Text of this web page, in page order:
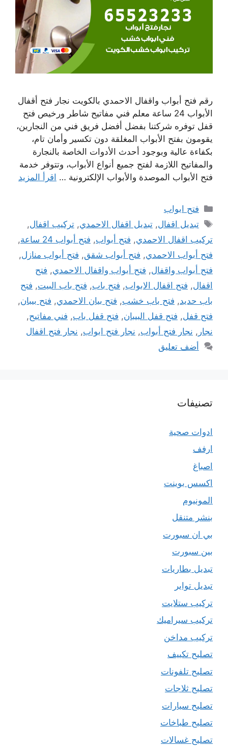
رقم فتح أبواب واقفال الاحمدي بالكويت نجار فتح أقفال
الأبواب 24 ساعة معلم فني مفاتيح شاطر ورخيص فتح
قفل توفره شركتنا بفضل أفضل فريق فني من النجارين،
يقومون بفتح الأبواب المغلقة دون تكسير وأمان تام،
بكفاءة عالية وبوجود أحدث الأدوات الخاصة بالنجارة
والمفاتيح اللازمة لفتح جميع أنواع الأبواب، وتتوفر خدمة
فتح الأبواب الموصدة والأبواب الإلكترونية … اقرأ المزيد
التصنيفات
فتح ابواب
الوسوم
تبديل اقفال,تبديل اقفال الاحمدي,تركيب اقفال,
تركيب اقفال الاحمدي, فتح أبواب, فتح أبواب 24 ساعة
,
فتح أبواب الاحمدي, فتح أبواب شقق, فتح أبواب منازل,
فتح أبواب واقفال, فتح أبواب واقفال الاحمدي, فتح
اقفال, فتح اقفال الابواب, فتح باب, فتح باب البيت, فتح
باب حديد, فتح باب خشب, فتح بيان الاحمدي, فتح بيبان,
فتح قفل, فتح قفل البيبان, فتح قفل باب, فني مفاتيح,
نجار , نجار فتح أبواب, نجار فتح ابواب, نجار فتح اقفال
أضف تعليق
تصنيفات
ادوات صحية
ارفف
اصباغ
اكسس بوينت
المونيوم
بنشر متنقل
بي ان سبورت
بين سبورت
تبديل بطاريات
تبديل تواير
تركيب ستلايت
تركيب سيراميك
تركيب مداخن
تصليح تكييف
تصليح تلفونات
تصليح ثلاجات
تصليح سيارات
تصليح طباخات
تصليح غسالات